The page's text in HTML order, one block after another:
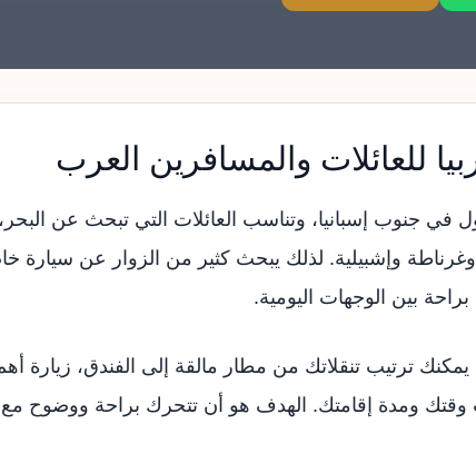
للعائلات والمسافرين العرب
جنوب إسبانيا، وتناسب العائلات التي تبحث عن البحر،
وغرناطة وإشبيلية. لذلك يبحث كثير من الزوار عن سيارة
بين الوجهات اليومية.
يمكنك ترتيب تنقلاتك من مطار مالقة إلى الفندق، زيارة
ومدة إقامتك. الهدف هو أن تتحرك براحة ووضوح مع